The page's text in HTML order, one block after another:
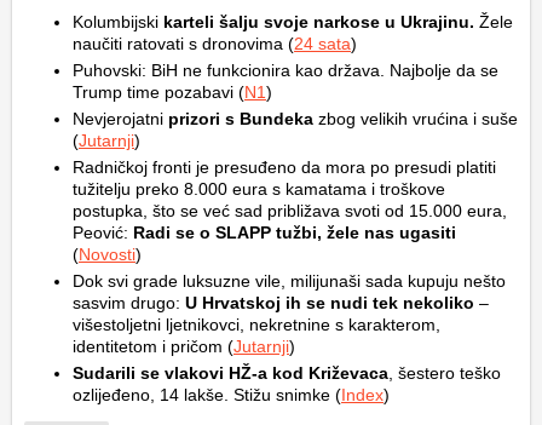
Kolumbijski karteli šalju svoje narkose u Ukrajinu. Žele
naučiti ratovati s dronovima (24 sata)
Puhovski: BiH ne funkcionira kao država. Najbolje da se
Trump time pozabavi (N1)
Nevjerojatni prizori s Bundeka zbog velikih vrućina i suše
(Jutarnji)
Radničkoj fronti je presuđeno da mora po presudi platiti
tužitelju preko 8.000 eura s kamatama i troškove
postupka, što se već sad približava svoti od 15.000 eura,
Peović: Radi se o SLAPP tužbi, žele nas ugasiti
(Novosti)
Dok svi grade luksuzne vile, milijunaši sada kupuju nešto
sasvim drugo: U Hrvatskoj ih se nudi tek nekoliko –
višestoljetni ljetnikovci, nekretnine s karakterom,
identitetom i pričom (Jutarnji)
Sudarili se vlakovi HŽ-a kod Križevaca , šestero teško
ozlijeđeno, 14 lakše. Stižu snimke (Index)